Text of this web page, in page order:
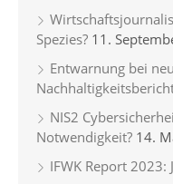
Spezies? 11.
Entwarnung bei
NIS2
Notwendigkeit? 14.
IFWK Report 2023: